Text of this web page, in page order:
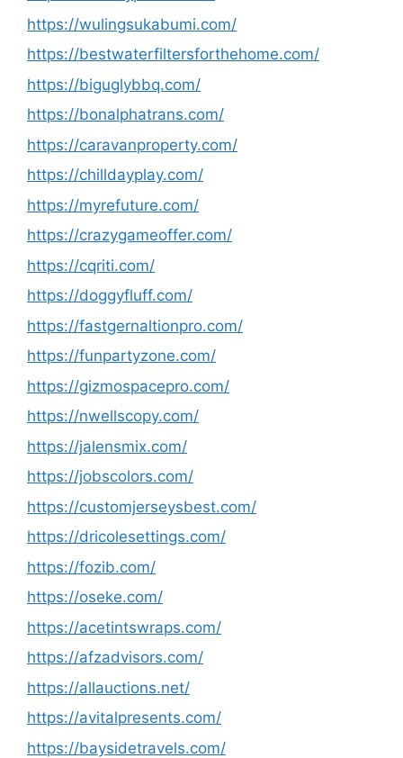
https://wulingsukabumi.com/
https://bestwaterfiltersforthehome.com/
https://biguglybbq.com/
https://bonalphatrans.com/
https://caravanproperty.com/
https://chilldayplay.com/
https://myrefuture.com/
https://crazygameoffer.com/
https://cqriti.com/
https://doggyfluff.com/
https://fastgernaltionpro.com/
https://funpartyzone.com/
https://gizmospacepro.com/
https://nwellscopy.com/
https://jalensmix.com/
https://jobscolors.com/
https://customjerseysbest.com/
https://dricolesettings.com/
https://fozib.com/
https://oseke.com/
https://acetintswraps.com/
https://afzadvisors.com/
https://allauctions.net/
https://avitalpresents.com/
https://baysidetravels.com/